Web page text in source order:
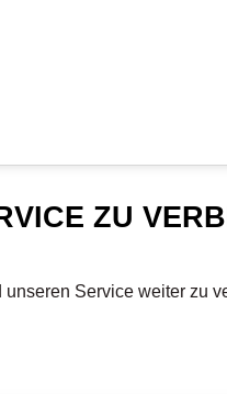
ZU
Service weiter zu